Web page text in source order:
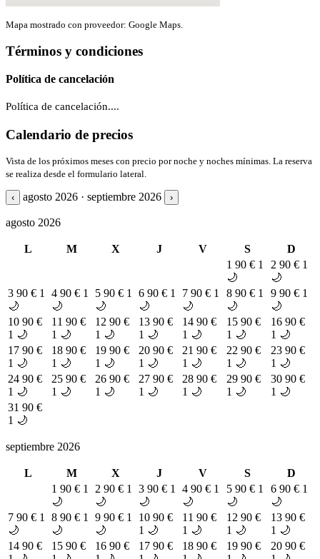
Mapa mostrado con proveedor: Google Maps.
Términos y condiciones
Política de cancelación
Política de cancelación....
Calendario de precios
Vista de los próximos meses con precio por noche y noches mínimas. La reserva
se realiza desde el formulario lateral.
‹ agosto 2026 · septiembre 2026 ›
agosto 2026
L M X J V S
D
1 90 € 1
🌙
2 90 € 1
🌙
3 90 € 1
🌙
4 90 € 1
🌙
5 90 € 1
🌙
6 90 € 1
🌙
7 90 € 1
🌙
8 90 € 1
🌙
9 90 € 1
🌙
10 90 €
1 🌙
11 90 €
1 🌙
12 90 €
1 🌙
13 90 €
1 🌙
14 90 €
1 🌙
15 90 €
1 🌙
16 90 €
1 🌙
17 90 €
1 🌙
18 90 €
1 🌙
19 90 €
1 🌙
20 90 €
1 🌙
21 90 €
1 🌙
22 90 €
1 🌙
23 90 €
1 🌙
24 90 €
1 🌙
25 90 €
1 🌙
26 90 €
1 🌙
27 90 €
1 🌙
28 90 €
1 🌙
29 90 €
1 🌙
30 90 €
1 🌙
31 90 €
1 🌙
septiembre 2026
L M X J V S
D
1 90 € 1
🌙
2 90 € 1
🌙
3 90 € 1
🌙
4 90 € 1
🌙
5 90 € 1
🌙
6 90 € 1
🌙
7 90 € 1
🌙
8 90 € 1
🌙
9 90 € 1
🌙
10 90 €
1 🌙
11 90 €
1 🌙
12 90 €
1 🌙
13 90 €
1 🌙
14 90 €
15 90 €
16 90 €
17 90 €
18 90 €
19 90 €
20 90 €